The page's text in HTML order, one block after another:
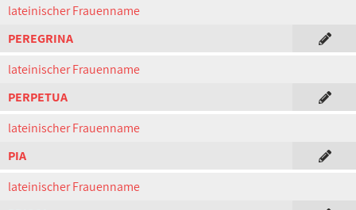
lateinischer Frauenname
PEREGRINA
lateinischer Frauenname
PERPETUA
lateinischer Frauenname
PIA
lateinischer Frauenname